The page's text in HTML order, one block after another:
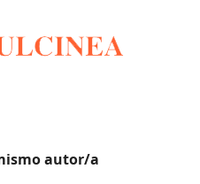
autor/a